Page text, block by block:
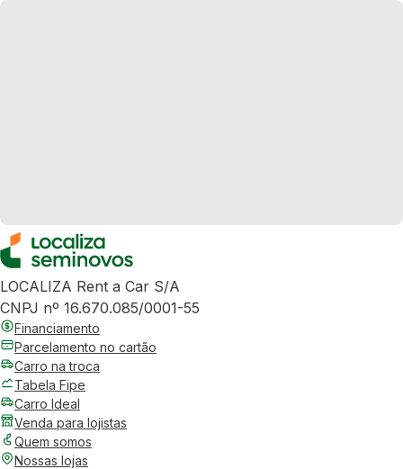
LOCALIZA Rent a Car S/A
CNPJ nº 16.670.085/0001-55
Financiamento
Parcelamento no cartão
Carro na troca
Tabela Fipe
Carro Ideal
Venda para lojistas
Quem somos
Nossas lojas